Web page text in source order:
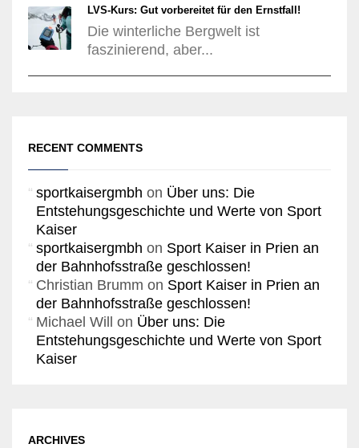
LVS-Kurs: Gut vorbereitet für den Ernstfall!
Die winterliche Bergwelt ist
faszinierend, aber...
RECENT COMMENTS
sportkaisergmbh on Über uns: Die
Entstehungsgeschichte und Werte von Sport
Kaiser
sportkaisergmbh on Sport Kaiser in Prien an
der Bahnhofsstraße geschlossen!
Christian Brumm on Sport Kaiser in Prien an
der Bahnhofsstraße geschlossen!
Michael Will
on Über uns: Die
Entstehungsgeschichte und Werte von Sport
Kaiser
ARCHIVES